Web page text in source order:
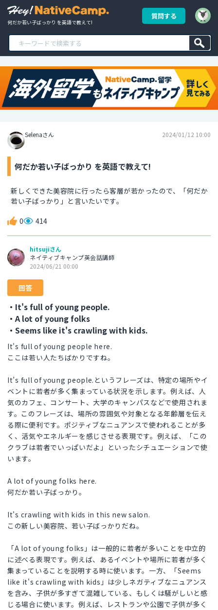
何だか若い子ばっかり を英語で教えて!
質問する
Selenaさん 2024/01/12 10:00
何だか若い子ばっかり を英語で教えて!
新しくできた美容院に行ったら客層が若かったので、「何だか
若い子ばっかり」と言いたいです。
0 414
hitsujiさん
ネイティブキャンプ英会話講師
2024/06/21 00:00
回答
・It's full of young people.
・A lot of young folks
・Seems like it's crawling with kids.
It's full of young people here.
ここは若い人たちばかりですね。
It’s full of young people.というフレーズは、特定の場所やイ
ベントに若者が多く集まっている状況を示します。例えば、人
気のカフェ、コンサート、大学のキャンパスなどで使用されま
す。このフレーズは、場所の雰囲気や対象となる年齢層を伝え
る際に便利です。ポジティブなニュアンスで使われることが多
く、活気やエネルギーを感じさせる表現です。例えば、「この
クラブは若者でいっぱいだよ」といったシチュエーションで使
います。
A lot of young folks here.
何だか若い子ばっかり。
It's crawling with kids in this new salon.
この新しい美容院、若い子ばっかりだね。
「A lot of young folks」は一般的に若者が多いことを中立的
に述べる表現です。例えば、あるイベントや場所に若者が多く
集まっていることを説明する時に使います。一方、「Seems
like it's crawling with kids」は少しネガティブなニュアンス
を含み、子供が多すぎて混雑している、もしくは騒がしいと感
じる場合に使います。例えば、レストランや公園で子供が多く